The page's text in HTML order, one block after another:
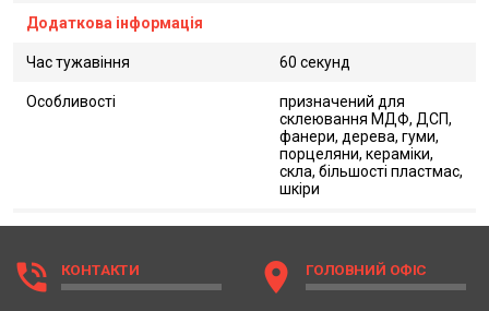
Додаткова інформація
Час тужавіння 60 секунд
Особливості
призначений для
склеювання МДФ, ДСП,
фанери, дерева, гуми,
порцеляни, кераміки,
скла, більшості пластмас,
шкіри
phone_in_talk КОНТАКТИ location_on ГОЛОВНИЙ ОФІС